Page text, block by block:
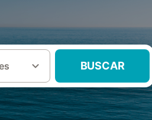
BUSCAR